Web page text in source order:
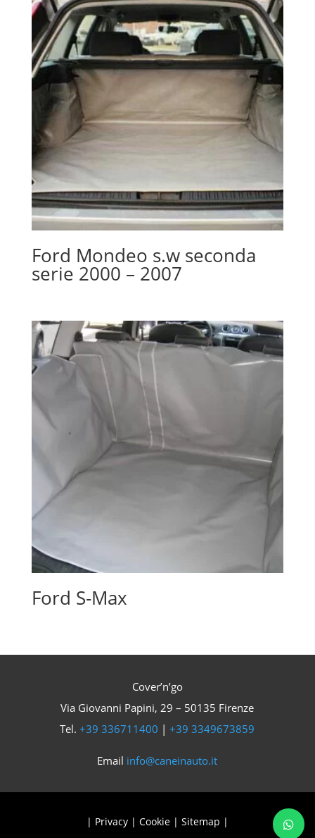
Ford Mondeo s.w seconda
serie 2000 – 2007
Ford S-Max
Cover’n’go
Via Giovanni Papini, 29 – 50135 Firenze
Tel.+39 336711400 |+39 3349673859
Email info@caneinauto.it
| Privacy| Cookie| Sitemap |